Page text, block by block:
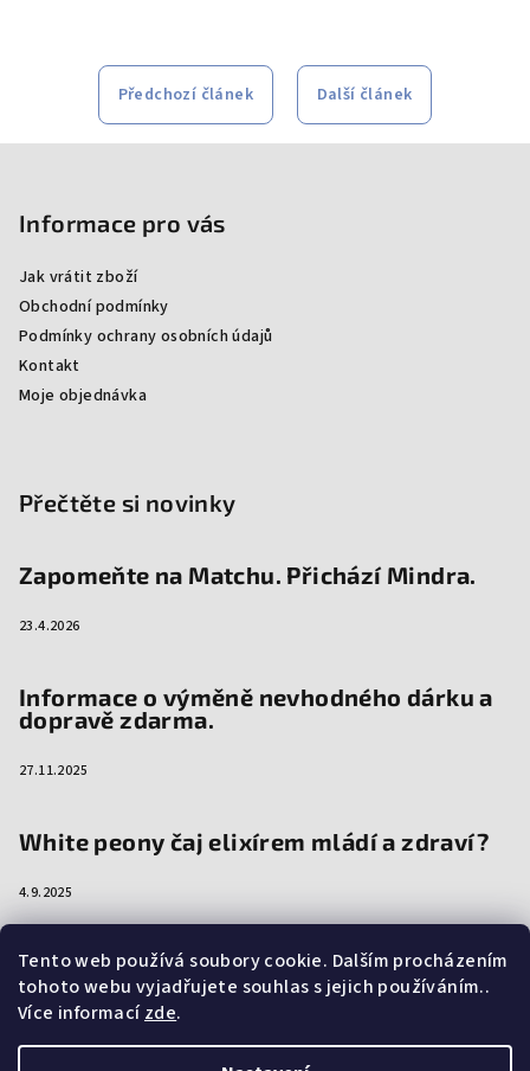
Tento web používá soubory cookie. Dalším procházením
tohoto webu vyjadřujete souhlas s jejich používáním..
Více informacízde.
Předchozí článek Další článek
Informace pro vás
Jak vrátit zboží
Obchodní podmínky
Podmínky ochrany osobních údajů
Kontakt
Moje objednávka
Přečtěte si novinky
Zapomeňte na Matchu. Přichází Mindra.
23.4.2026
Informace o výměně nevhodného dárku a
dopravě zdarma.
27.11.2025
White peony čaj elixírem mládí a zdraví?
4.9.2025